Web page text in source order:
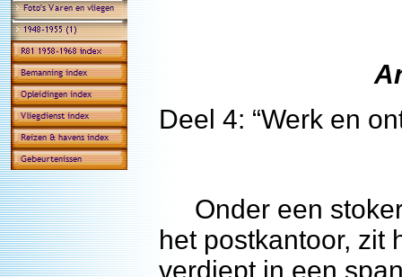
Deel 4: “Werk en
Onder een
het postkantoor, zit
verdiept in een